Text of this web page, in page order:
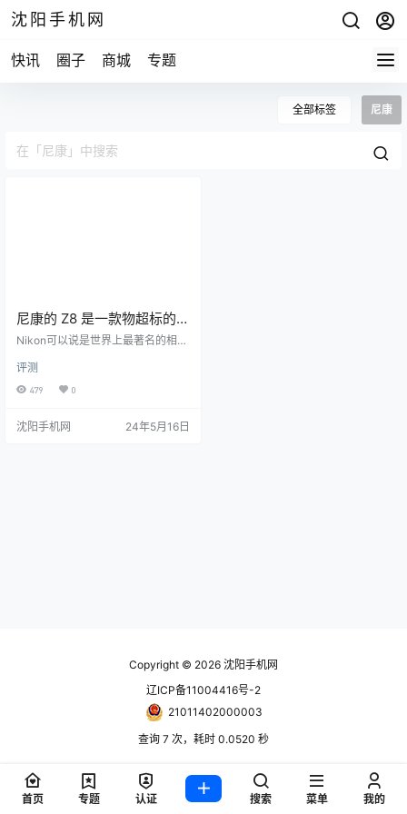
沈阳手机网
快讯 圈子 商城 专题
全部标签 尼康
尼康的 Z8 是一款物超标的无
反光镜相机
Nikon可以说是世界上最著名的相机
落，它已经落后于佳能和索尼。202
2 年，它发布了 Z9，这是一款旗舰
让大多数人望而却步。为了吸引更
评测
479 0
沈阳手机网 24年5月16日
Copyright © 2026 沈阳手机网
辽ICP备11004416号-2
21011402000003
查询 7 次，耗时 0.0520 秒
首页 专题 认证 搜索 菜单 我的